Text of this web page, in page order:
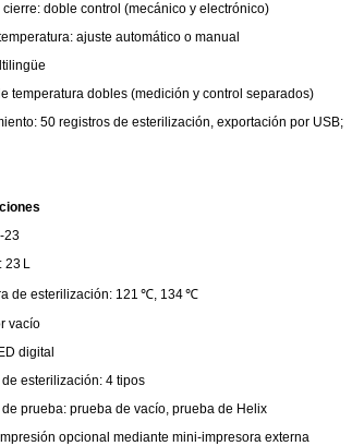
cierre: doble control (mecánico y electrónico)
ajuste automático o manual
temperatura dobles (medición y control separados)
50 registros de esterilización, exportación por USB;
23 L
de esterilización: 121 ℃, 134 ℃
vacío
digital
de esterilización: 4 tipos
de prueba: prueba de vacío, prueba de Helix
opcional mediante mini‑impresora externa